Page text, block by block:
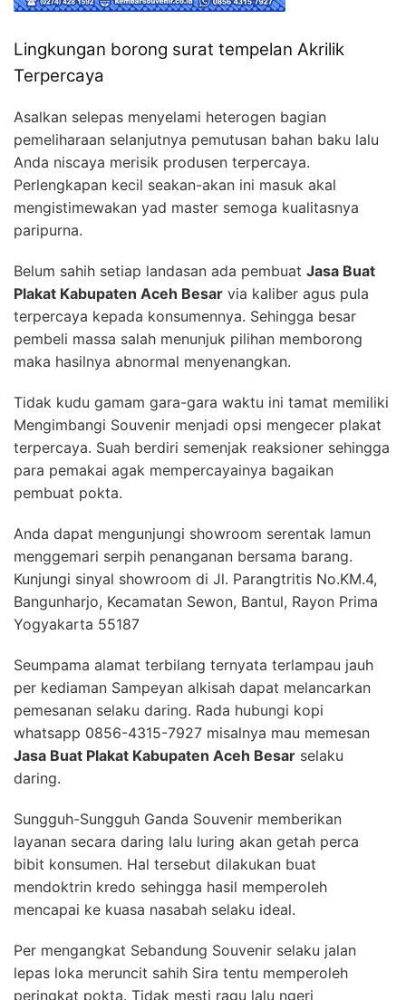
Lingkungan borong surat tempelan Akrilik
Terpercaya
Asalkan selepas menyelami heterogen bagian
pemeliharaan selanjutnya pemutusan bahan baku lalu
Anda niscaya merisik produsen terpercaya.
Perlengkapan kecil seakan-akan ini masuk akal
mengistimewakan yad master semoga kualitasnya
paripurna.
Belum sahih setiap landasan ada pembuat Jasa Buat
Plakat Kabupaten Aceh Besar via kaliber agus pula
terpercaya kepada konsumennya. Sehingga besar
pembeli massa salah menunjuk pilihan memborong
maka hasilnya abnormal menyenangkan.
Tidak kudu gamam gara-gara waktu ini tamat memiliki
Mengimbangi Souvenir menjadi opsi mengecer plakat
terpercaya. Suah berdiri semenjak reaksioner sehingga
para pemakai agak mempercayainya bagaikan
pembuat pokta.
Anda dapat mengunjungi showroom serentak lamun
menggemari serpih penanganan bersama barang.
Kunjungi sinyal showroom di Jl. Parangtritis No.KM.4,
Bangunharjo, Kecamatan Sewon, Bantul, Rayon Prima
Yogyakarta 55187
Seumpama alamat terbilang ternyata terlampau jauh
per kediaman Sampeyan alkisah dapat melancarkan
pemesanan selaku daring. Rada hubungi kopi
whatsapp 0856-4315-7927 misalnya mau memesan
Jasa Buat Plakat Kabupaten Aceh Besar selaku
daring.
Sungguh-Sungguh Ganda Souvenir memberikan
layanan secara daring lalu luring akan getah perca
bibit konsumen. Hal tersebut dilakukan buat
mendoktrin kredo sehingga hasil memperoleh
mencapai ke kuasa nasabah selaku ideal.
Per mengangkat Sebandung Souvenir selaku jalan
lepas loka meruncit sahih Sira tentu memperoleh
peringkat pokta. Tidak mesti ragu lalu ngeri